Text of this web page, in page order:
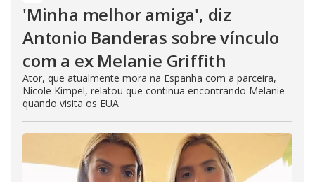
'Minha melhor amiga', diz
Antonio Banderas sobre vínculo
com a ex Melanie Griffith
Ator, que atualmente mora na Espanha com a parceira,
Nicole Kimpel, relatou que continua encontrando Melanie
quando visita os EUA